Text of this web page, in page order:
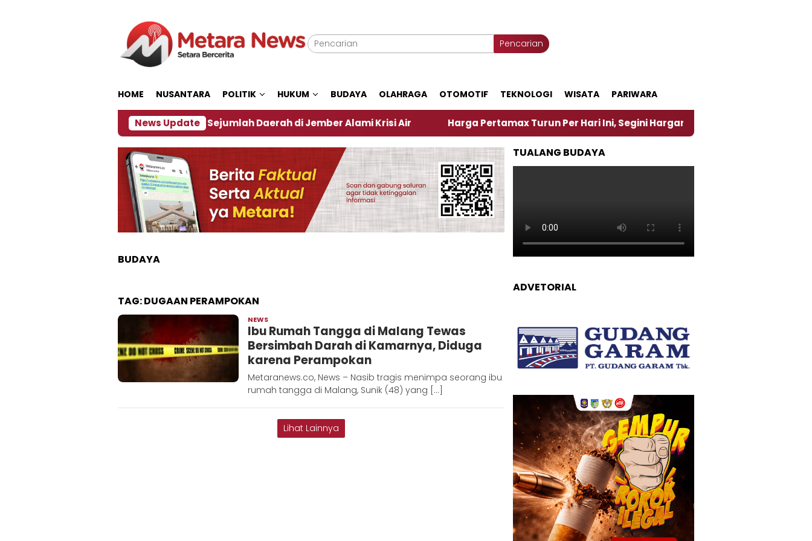
Pencarian
HOME NUSANTARA POLITIK HUKUM BUDAYA OLAHRAGA OTOMOTIF TEKNOLOGI WISATA PARIWARA
News Update
Dampak El Nino, Sejumlah Daerah di Jember Alami Krisi Air Harga Pertamax Turun Per Hari Ini, Segini Harganya ‎Nasirun Maestro Lukis
BUDAYA
TAG:DUGAAN PERAMPOKAN
NEWS
D
Ibu Rumah Tangga di Malang Tewas
Bersimbah Darah di Kamarnya, Diduga
karena Perampokan
Metaranews.co, News – Nasib tragis menimpa seorang ibu
rumah tangga di Malang, Sunik (48) yang […]
Lihat Lainnya
TUALANG BUDAYA
ADVETORIAL